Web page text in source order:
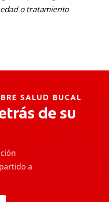
o tratamiento
SALUD BUCAL
de su
a